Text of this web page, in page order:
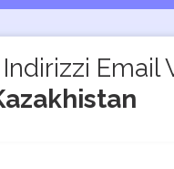
Email